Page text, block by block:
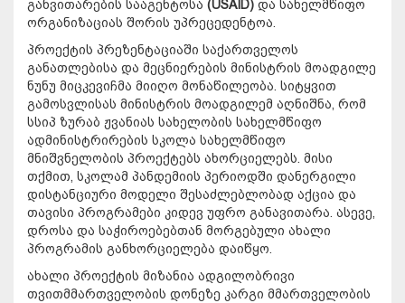
განვითარების სააგენტოსა (USAID) და სახელმწიფო
ორგანიზაციას შორის უპრეცედენტოა.
პროექტის პრეზენტაციაში საქართველოს
განათლებისა და მეცნიერების მინისტრის მოადგილე
ნუნუ მიცკევიჩმა მიიღო მონაწილეობა. სიტყვით
გამოსვლისას მინისტრის მოადგილემ აღნიშნა, რომ
სსიპ ზურაბ ჟვანიას სახელობის სახელმწიფო
ადმინისტრირების სკოლა სახელმწიფო
მნიშვნელობის პროექტებს ახორციელებს. მისი
თქმით, სკოლამ პანდემიის პერიოდში დანერგილი
დისტანციური მოდელი შესაძლებლობად აქცია და
თავისი პროგრამები კიდევ უფრო განავითარა. ასევე,
დროსა და საჭიროებებთან მორგებული ახალი
პროგრამის განხორციელება დაიწყო.
ახალი პროექტის მიზანია ადგილობრივი
თვითმმართველობის დონეზე კარგი მმართველობის